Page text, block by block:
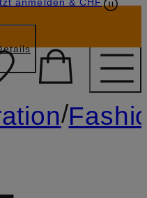
GESCHENK20
/